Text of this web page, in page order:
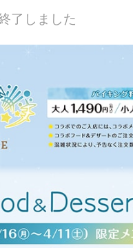
了しました